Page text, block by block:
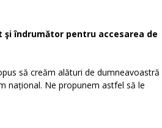
îndrumător pentru accesarea de
să creăm alături de dumneavoastră
național. Ne propunem astfel să le